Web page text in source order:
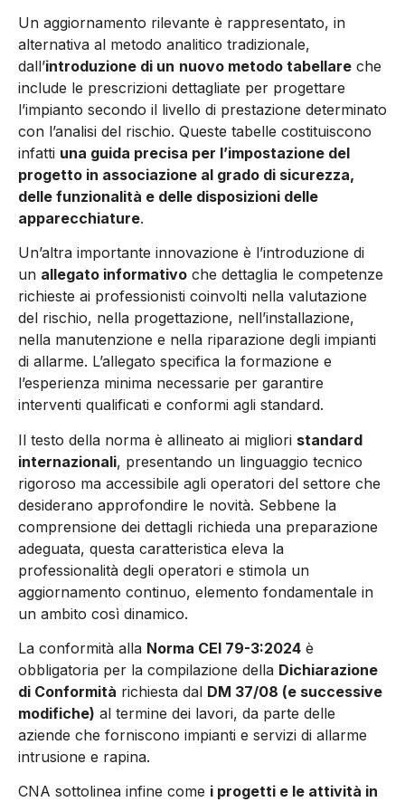
Un aggiornamento rilevante è rappresentato, in
alternativa al metodo analitico tradizionale,
dall’introduzione di un nuovo metodo tabellare che
include le prescrizioni dettagliate per progettare
l’impianto secondo il livello di prestazione determinato
con l’analisi del rischio. Queste tabelle costituiscono
infatti una guida precisa per l’impostazione del
progetto in associazione al grado di sicurezza,
delle funzionalità e delle disposizioni delle
apparecchiature.
Un’altra importante innovazione è l’introduzione di
un allegato informativo che dettaglia le competenze
richieste ai professionisti coinvolti nella valutazione
del rischio, nella progettazione, nell’installazione,
nella manutenzione e nella riparazione degli impianti
di allarme. L’allegato specifica la formazione e
l’esperienza minima necessarie per garantire
interventi qualificati e conformi agli standard.
Il testo della norma è allineato ai migliori standard
internazionali, presentando un linguaggio tecnico
rigoroso ma accessibile agli operatori del settore che
desiderano approfondire le novità. Sebbene la
comprensione dei dettagli richieda una preparazione
adeguata, questa caratteristica eleva la
professionalità degli operatori e stimola un
aggiornamento continuo, elemento fondamentale in
un ambito così dinamico.
La conformità alla Norma CEI 79-3:2024 è
obbligatoria per la compilazione della Dichiarazione
di Conformità richiesta dal DM 37/08 (e successive
modifiche) al termine dei lavori, da parte delle
aziende che forniscono impianti e servizi di allarme
intrusione e rapina.
CNA sottolinea infine come i progetti e le attività in